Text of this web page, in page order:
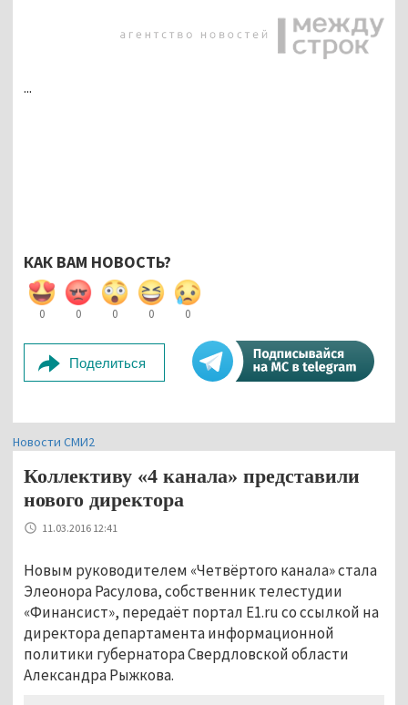
...
КАК ВАМ НОВОСТЬ?
0 0 0 0 0
Поделиться
Новости СМИ2
Коллективу «4 канала» представили
нового директора
11.03.2016 12:41
Новым руководителем «Четвёртого канала» стала
Элеонора Расулова, собственник телестудии
«Финансист», передаёт портал Е1.ru со ссылкой на
директора департамента информационной
политики губернатора Свердловской области
Александра Рыжкова.